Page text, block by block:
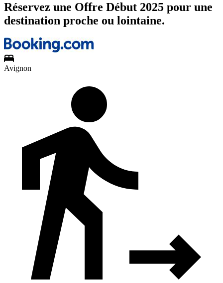
Réservez une Offre Début 2025 pour une
destination proche ou lointaine.
Avignon